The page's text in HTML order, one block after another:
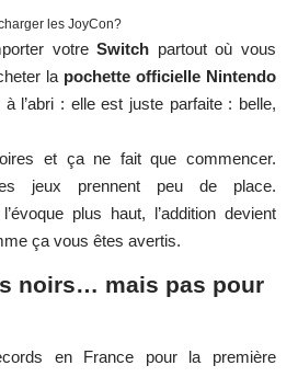
les JoyCon?
votreSwitch partout où vous
la pochette officielle Nintendo
l’abri : elle est juste parfaite : belle,
et ça ne fait que commencer.
jeux prennent peu de place.
plus haut, l’addition devient
ça vous êtes avertis.
noirs… mais pas pour
en France pour la première